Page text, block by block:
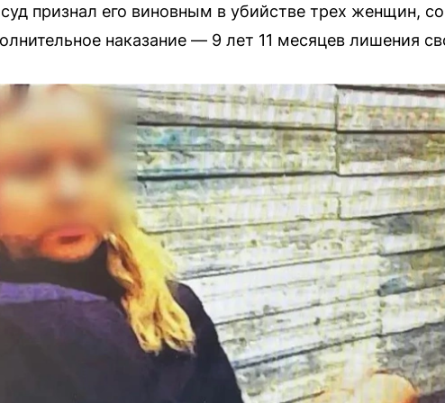
признал его виновным в убийстве трех женщин,
наказание — 9 лет 11 месяцев лишения